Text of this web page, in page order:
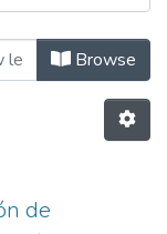
Browse
de